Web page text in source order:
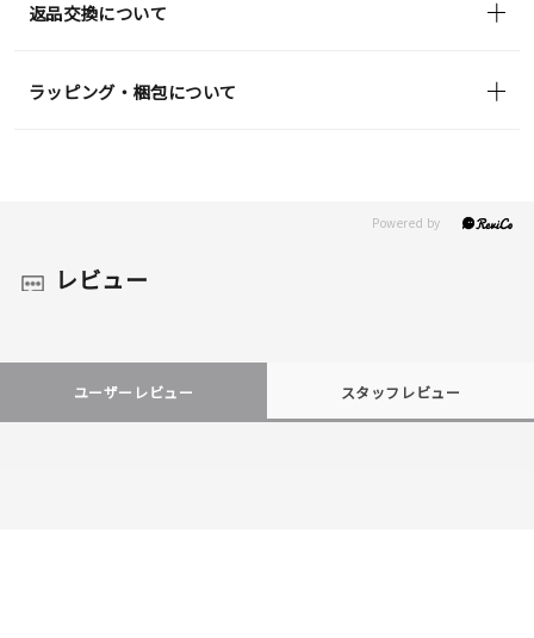
返品交換について
ラッピング・梱包について
レビュー
ユーザーレビュー スタッフレビュー